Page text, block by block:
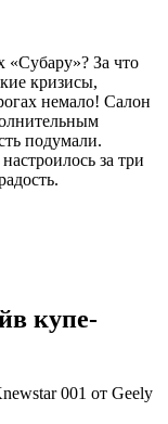
«Субару»? За что
кризисы,
немало! Салон
подумали.
за три
купе-
001 от Geely